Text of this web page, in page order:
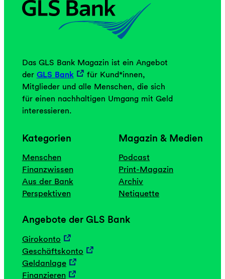
Das GLS Bank Magazin ist ein Angebot
der GLS Bank
für Kund*innen,
Mitglieder und alle Menschen, die sich
für einen nachhaltigen Umgang mit Geld
interessieren.
Kategorien
Menschen
Finanzwissen
Aus der Bank
Perspektiven
Magazin & Medien
Podcast
Print-Magazin
Archiv
Netiquette
Angebote der GLS Bank
Girokonto
Geschäftskonto
Geldanlage
Finanzieren